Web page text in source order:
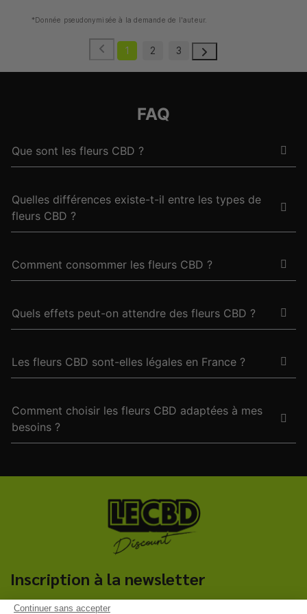
Continuer sans accepter
*Donnée pseudonymisée à la demande de l'auteur.
1 2 3
FAQ
Que sont les fleurs CBD ?
Quelles différences existe-t-il entre les types de
fleurs CBD ?
Comment consommer les fleurs CBD ?
Quels effets peut-on attendre des fleurs CBD ?
Les fleurs CBD sont-elles légales en France ?
Comment choisir les fleurs CBD adaptées à mes
besoins ?
Inscription à la newsletter